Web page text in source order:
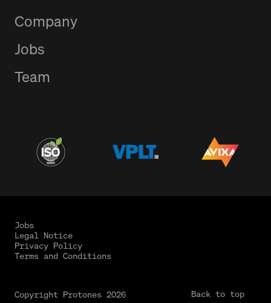
Company
Jobs
Team
Copyright Protones 2026
Jobs
Legal Notice
Privacy Policy
Terms and Conditions
Back to top